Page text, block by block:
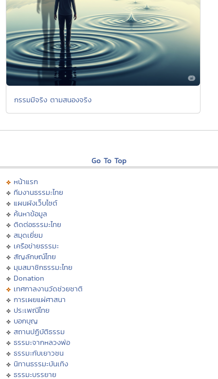
กรรมมีจริง ตามสนองจริง
Go To Top
หน้าแรก
ทีมงานธรรมะไทย
แผนผังเว็บไซต์
ค้นหาข้อมูล
ติดต่อธรรมะไทย
สมุดเยี่ยม
เครือข่ายธรรมะ
สัญลักษณ์ไทย
มุมสมาชิกธรรมะไทย
Donation
เทศกาลงานวัดช่วยชาติ
การเผยแผ่ศาสนา
ประเพณีไทย
บอกบุญ
สถานปฏิบัติธรรม
ธรรมะจากหลวงพ่อ
ธรรมะกับเยาวชน
นิทานธรรมะบันเทิง
ธรรมะบรรยาย